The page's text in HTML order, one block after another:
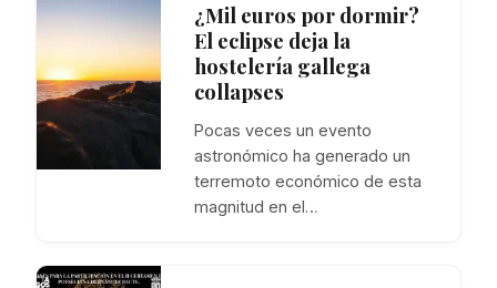
¿Mil euros por dormir?
El eclipse deja la
hostelería gallega
collapses
Pocas veces un evento
astronómico ha generado un
terremoto económico de esta
magnitud en el…